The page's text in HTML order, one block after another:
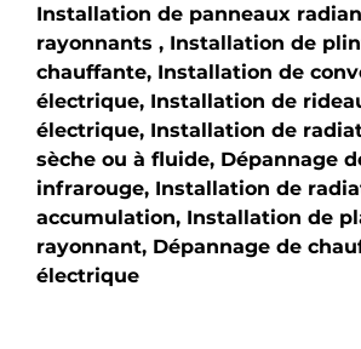
Installation de panneaux
rayonnants , Installation de
chauffante, Installation de
électrique, Installation de
électrique, Installation de
sèche ou à fluide, Dépannage
infrarouge, Installation de
accumulation, Installation de
rayonnant, Dépannage de
électrique